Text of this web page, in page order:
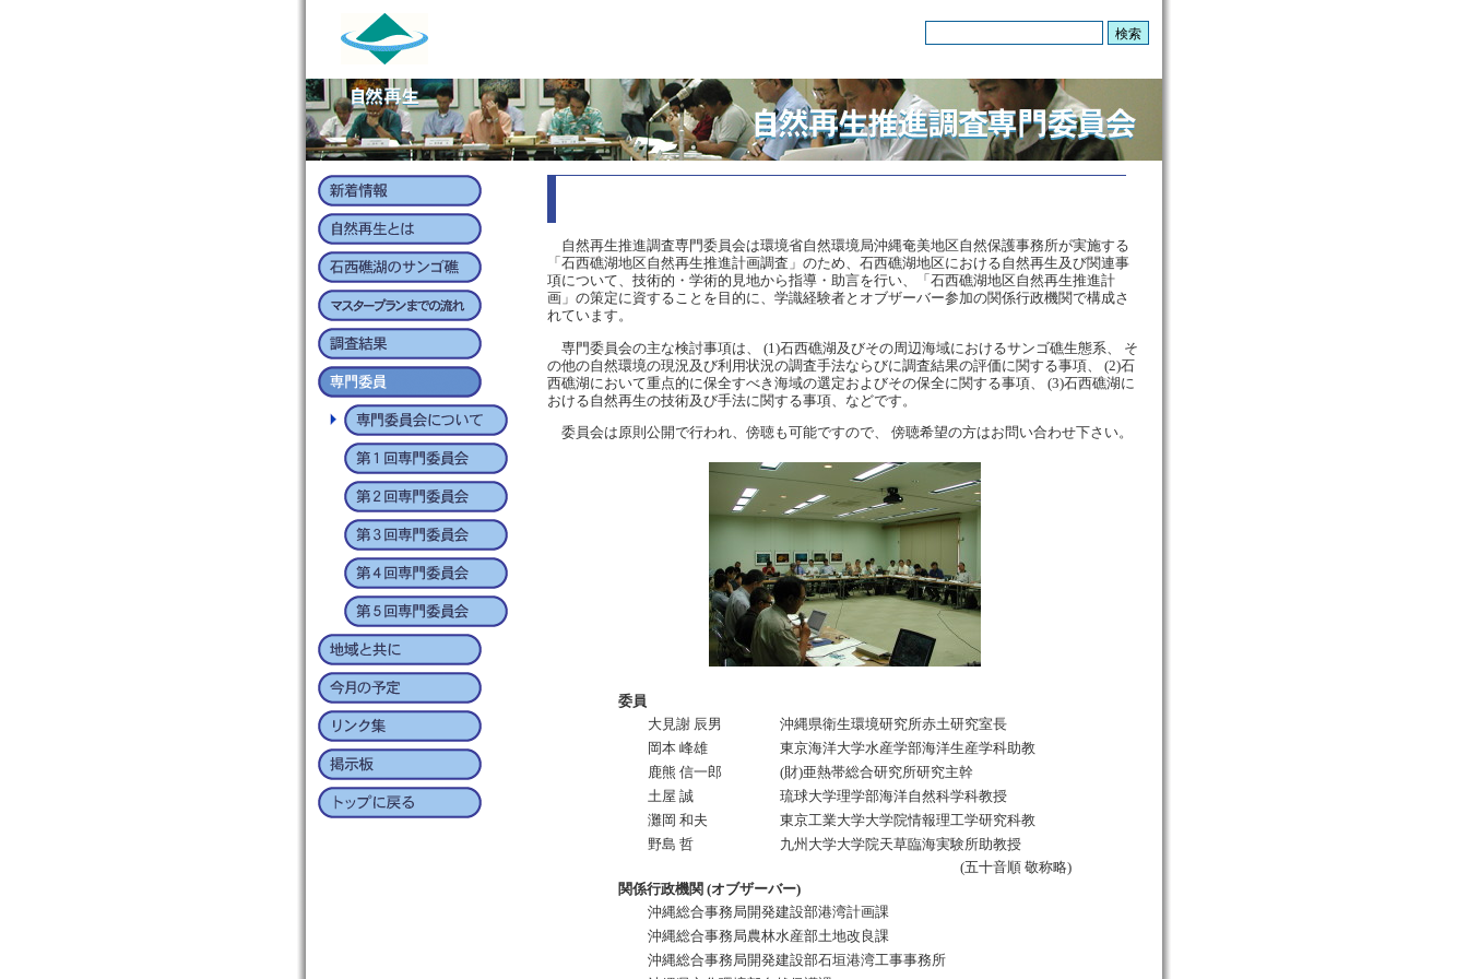
自然再生推進調査専門委員会は環境省自然環境局沖縄奄美地区自然保護事務所が実施する
「石西礁湖地区自然再生推進計画調査」のため、石西礁湖地区における自然再生及び関連事
項について、技術的・学術的見地から指導・助言を行い、「石西礁湖地区自然再生推進計
画」の策定に資することを目的に、学識経験者とオブザーバー参加の関係行政機関で構成さ
れています。
専門委員会の主な検討事項は、 (1)石西礁湖及びその周辺海域におけるサンゴ礁生態系、 そ
の他の自然環境の現況及び利用状況の調査手法ならびに調査結果の評価に関する事項、 (2)石
西礁湖において重点的に保全すべき海域の選定およびその保全に関する事項、 (3)石西礁湖に
おける自然再生の技術及び手法に関する事項、などです。
委員会は原則公開で行われ、傍聴も可能ですので、 傍聴希望の方はお問い合わせ下さい。
委員
大見謝 辰男
沖縄県衛生環境研究所赤土研究室長
岡本 峰雄
東京海洋大学水産学部海洋生産学科助教
鹿熊 信一郎
(財)亜熱帯総合研究所研究主幹
土屋 誠
琉球大学理学部海洋自然科学科教授
灘岡 和夫
東京工業大学大学院情報理工学研究科教
野島 哲
九州大学大学院天草臨海実験所助教授
(五十音順 敬称略)
関係行政機関 (オブザーバー)
沖縄総合事務局開発建設部港湾計画課
沖縄総合事務局農林水産部土地改良課
沖縄総合事務局開発建設部石垣港湾工事事務所